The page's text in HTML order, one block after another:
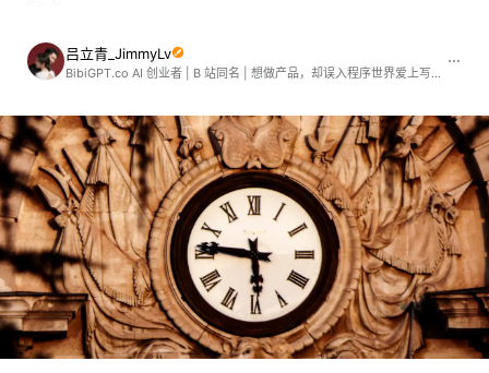
吕立青_JimmyLv
BibiGPT.co AI 创业者 | B 站同名 | 想做产品，却误入程序世界爱上写作的摄影师。公众号：魔法司丨微信：JimmyLv_Jing丨博客：https://blog.jimmylv.info 「在学习的同时帮助他人学习」